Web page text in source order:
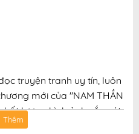
truyện tranh uy tín, luôn
mới của "NAM THẦN
lượng hình ảnh sắc nét,
thân thiện, mang đến trải
Thêm